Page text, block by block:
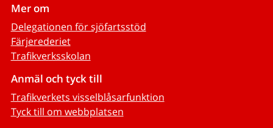
Mer om
Delegationen för sjöfartsstöd
Färjerederiet
Trafikverksskolan
Anmäl och tyck till
Trafikverkets visselblåsarfunktion
Tyck till om webbplatsen